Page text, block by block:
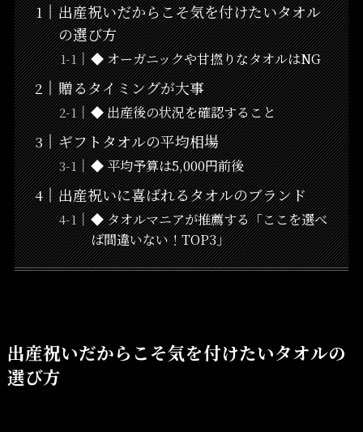
出産祝いだからこそ気を付けたいタオル
の選び方
◆ オーガニックや甘撚りなタオルはNG
贈るタイミングが大事
◆ 出産後の状況を確認すること
ギフトタオルの平均相場
◆ 平均予算は5,000円前後
出産祝いに喜ばれるタオルのブランド
◆ タオルマニアが推薦する「ここを選べ
ば間違いない！TOP3」
出産祝いだからこそ気を付けたいタオルの
選び方